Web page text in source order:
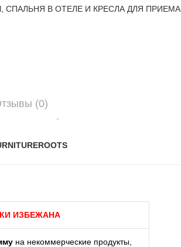
, СПАЛЬНЯ В ОТЕЛЕ И КРЕСЛА ДЛЯ ПРИЕМА,
(0)
ИЗБЕЖАНА
на некоммерческие продукты,